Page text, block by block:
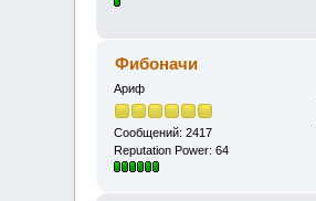
Фибоначи
Ариф
Сообщений: 2417
Reputation Power: 64